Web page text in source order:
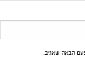
הבאה שאגיב.